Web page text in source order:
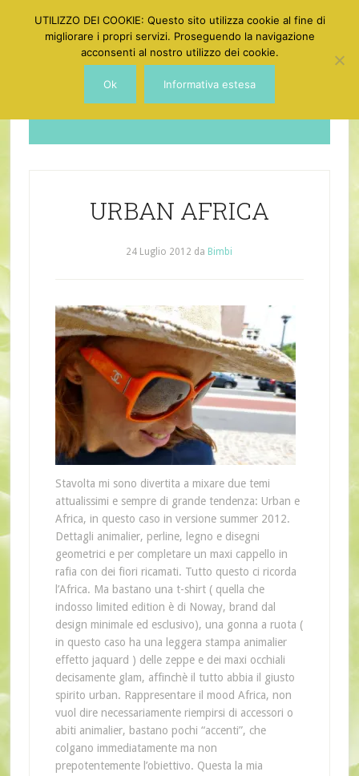
Dotgirl
URBAN AFRICA
24 Luglio 2012 da Bimbi
Stavolta mi sono divertita a mixare due temi
attualissimi e sempre di grande tendenza: Urban e
Africa, in questo caso in versione summer 2012.
Dettagli animalier, perline, legno e disegni
geometrici e per completare un maxi cappello in
rafia con dei fiori ricamati. Tutto questo ci ricorda
l’Africa. Ma bastano una t-shirt ( quella che
indosso limited edition è di Noway, brand dal
design minimale ed esclusivo), una gonna a ruota (
in questo caso ha una leggera stampa animalier
effetto jaquard ) delle zeppe e dei maxi occhiali
decisamente glam, affinchè il tutto abbia il giusto
spirito urban. Rappresentare il mood Africa, non
vuol dire necessariamente riempirsi di accessori o
abiti animalier, bastano pochi “accenti”, che
colgano immediatamente ma non
prepotentemente l’obiettivo. Questa la mia
UTILIZZO DEI COOKIE: Questo sito utilizza cookie al fine di
migliorare i propri servizi. Proseguendo la navigazione
acconsenti al nostro utilizzo dei cookie.
Ok Informativa estesa